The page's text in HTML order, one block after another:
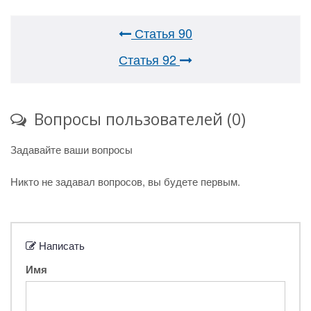
Статья 90
Статья 92
Вопросы пользователей (0)
Задавайте ваши вопросы
Никто не задавал вопросов, вы будете первым.
Написать
Имя